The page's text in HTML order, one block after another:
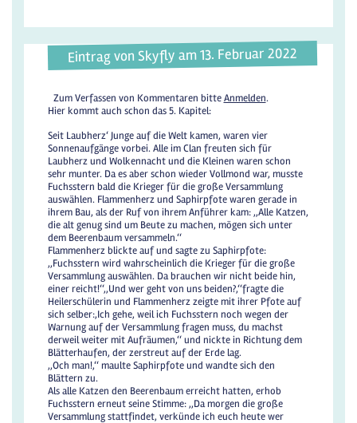
Eintrag von Skyfly am 13. Februar 2022
Zum Verfassen von Kommentaren bitteAnmelden.
Hier kommt auch schon das 5. Kapitel:
Seit Laubherz‘ Junge auf die Welt kamen, waren vier
Sonnenaufgänge vorbei. Alle im Clan freuten sich für
Laubherz und Wolkennacht und die Kleinen waren schon
sehr munter. Da es aber schon wieder Vollmond war, musste
Fuchsstern bald die Krieger für die große Versammlung
auswählen. Flammenherz und Saphirpfote waren gerade in
ihrem Bau, als der Ruf von ihrem Anführer kam: ,,Alle Katzen,
die alt genug sind um Beute zu machen, mögen sich unter
dem Beerenbaum versammeln.‘‘
Flammenherz blickte auf und sagte zu Saphirpfote:
,,Fuchsstern wird wahrscheinlich die Krieger für die große
Versammlung auswählen. Da brauchen wir nicht beide hin,
einer reicht!‘‘,,Und wer geht von uns beiden?,‘‘fragte die
Heilerschülerin und Flammenherz zeigte mit ihrer Pfote auf
sich selber:,Ich gehe, weil ich Fuchsstern noch wegen der
Warnung auf der Versammlung fragen muss, du machst
derweil weiter mit Aufräumen,‘‘ und nickte in Richtung dem
Blätterhaufen, der zerstreut auf der Erde lag.
,,Och man!,‘‘ maulte Saphirpfote und wandte sich den
Blättern zu.
Als alle Katzen den Beerenbaum erreicht hatten, erhob
Fuchsstern erneut seine Stimme: ,,Da morgen die große
Versammlung stattfindet, verkünde ich euch heute wer